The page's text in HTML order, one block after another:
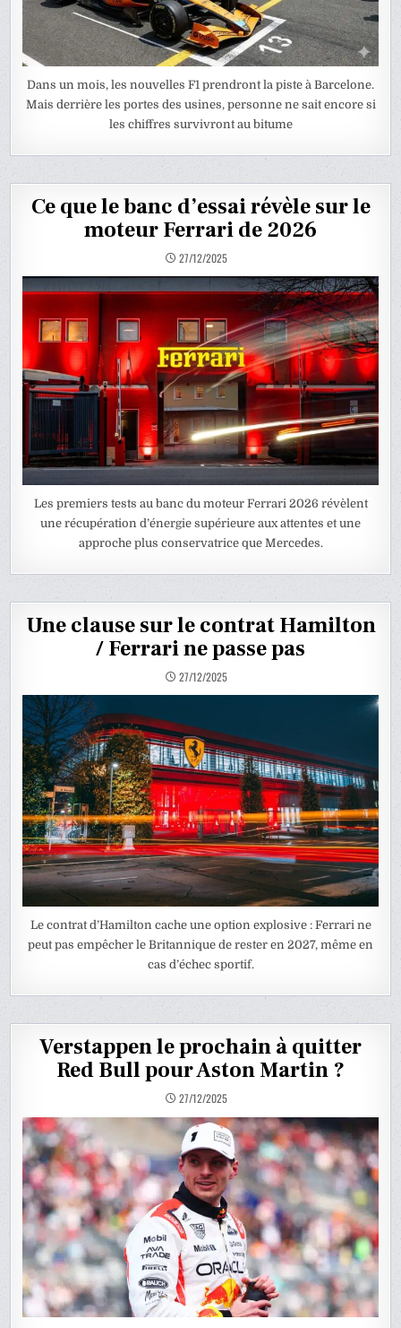
Dans un mois, les nouvelles F1 prendront la piste à Barcelone.
Mais derrière les portes des usines, personne ne sait encore si
les chiffres survivront au bitume
Ce que le banc d’essai révèle sur le
moteur Ferrari de 2026
27/12/2025
Les premiers tests au banc du moteur Ferrari 2026 révèlent
une récupération d’énergie supérieure aux attentes et une
approche plus conservatrice que Mercedes.
Une clause sur le contrat Hamilton
/ Ferrari ne passe pas
27/12/2025
Le contrat d’Hamilton cache une option explosive : Ferrari ne
peut pas empêcher le Britannique de rester en 2027, même en
cas d’échec sportif.
Verstappen le prochain à quitter
Red Bull pour Aston Martin ?
27/12/2025